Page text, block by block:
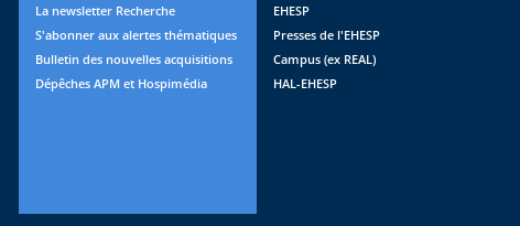
La newsletter Recherche
S'abonner aux alertes thématiques
Bulletin des nouvelles acquisitions
Dépêches APM et Hospimédia
EHESP
Presses de l'EHESP
Campus (ex REAL)
HAL-EHESP